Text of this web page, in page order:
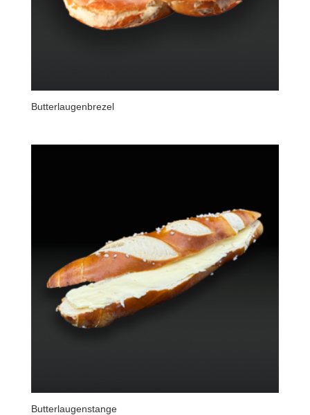
Butterlaugenbrezel
Butterlaugenstange